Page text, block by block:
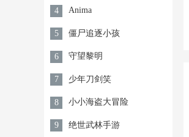
4 Anima
5 僵尸追逐小孩
6 守望黎明
7 少年刀剑笑
8 小小海盗大冒险
9 绝世武林手游